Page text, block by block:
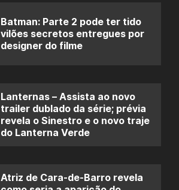
Batman: Parte 2 pode ter tido
vilões secretos entregues por
designer do filme
Lanternas – Assista ao novo
trailer dublado da série; prévia
revela o Sinestro e o novo traje
do Lanterna Verde
Atriz de Cara-de-Barro revela